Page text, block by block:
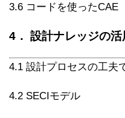
3.6 コードを使ったCAE
4． 設計ナレッジの活
4.1 設計プロセスの工夫
4.2 SECIモデル